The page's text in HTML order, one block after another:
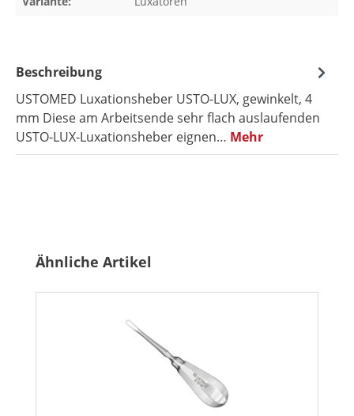
Beschreibung
USTOMED Luxationsheber USTO-LUX, gewinkelt, 4
mm Diese am Arbeitsende sehr flach auslaufenden
USTO-LUX-Luxationsheber eignen… Mehr
Produktgalerie überspringen
Ähnliche Artikel